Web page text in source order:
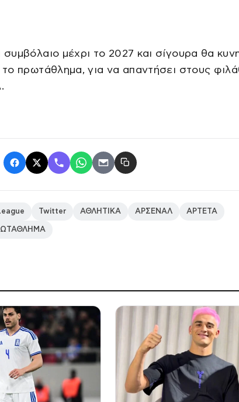
μέχρι το 2027 και σίγουρα θα
το πρωτάθλημα, για να απαντήσει στους
Twitter ΑΘΛΗΤΙΚΑ ΑΡΣΕΝΑΛ ΑΡΤΕΤΑ